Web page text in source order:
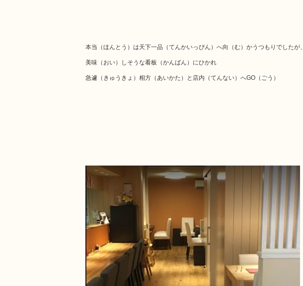
本当（ほんとう）は天下一品（てんかいっぴん）へ向（む）かうつもりでしたが、
美味（おい）しそうな看板（かんばん）にひかれ
急遽（きゅうきょ）相方（あいかた）と店内（てんない）へGO（ごう）